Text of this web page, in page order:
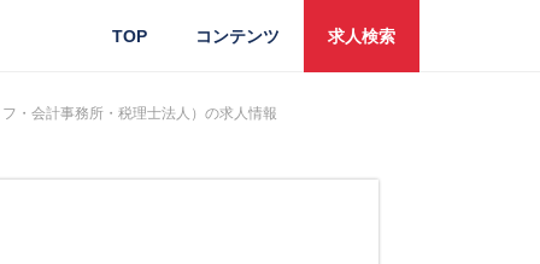
TOP コンテンツ 求人検索
・会計事務所・税理士法人）の求人情報